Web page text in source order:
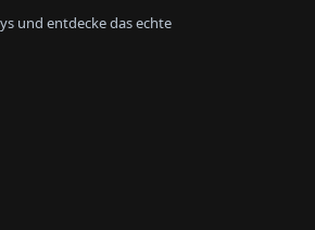
und entdecke das echte